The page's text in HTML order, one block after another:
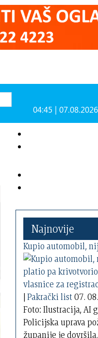
04:45 |
Najnovije
Kupio automobil,
|Pakrački list07.
Foto: Ilustracija, AI
Policijska uprava
županije je